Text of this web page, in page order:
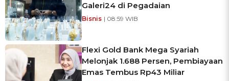
Galeri24 di Pegadaian
Bisnis | 08:59 WIB
Flexi Gold Bank Mega Syariah
Melonjak 1.688 Persen, Pembiayaan
Emas Tembus Rp43 Miliar